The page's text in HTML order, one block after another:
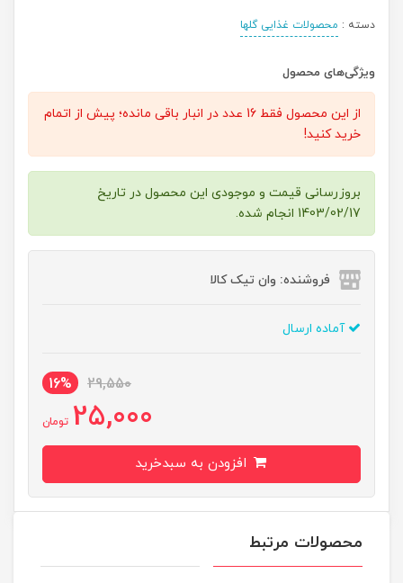
دسته : محصولات غذایی گلها
ویژگی‌های محصول
از این محصول فقط 16 عدد در انبار باقی مانده؛ پیش از اتمام
خرید کنید!
بروزرسانی قیمت و موجودی این محصول در تاریخ
1403/02/17 انجام شده.
فروشنده: وان تیک کالا
آماده ارسال
29,550
16%
25,000 تومان
محصولات مرتبط